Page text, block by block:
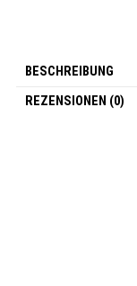
BESCHREIBUNG
REZENSIONEN (0)